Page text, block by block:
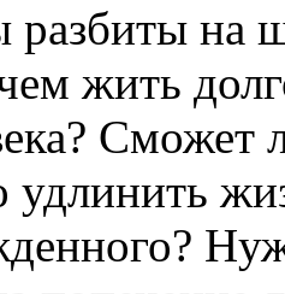
разбиты на
жить
Сможет
удлинить